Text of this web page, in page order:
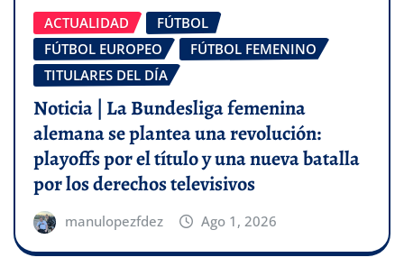
ACTUALIDAD
FÚTBOL
FÚTBOL EUROPEO
FÚTBOL FEMENINO
TITULARES DEL DÍA
Noticia | La Bundesliga femenina
alemana se plantea una revolución:
playoffs por el título y una nueva batalla
por los derechos televisivos
manulopezfdez Ago 1, 2026